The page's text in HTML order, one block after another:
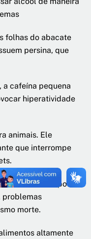
folhas do abacate
persina, que
a cafeína pequena
hiperatividade
animais. Ele
que interrompe
um cão pode
problemas
morte.
altamente